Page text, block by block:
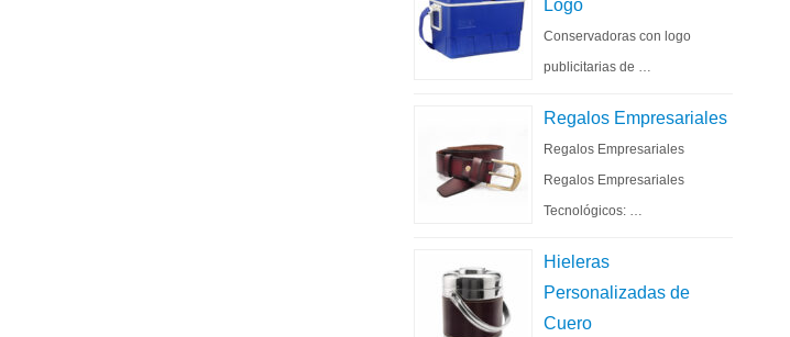
Logo
Conservadoras con logo
publicitarias de …
Regalos Empresariales
Regalos Empresariales
Regalos Empresariales
Tecnológicos: …
Hieleras
Personalizadas de
Cuero